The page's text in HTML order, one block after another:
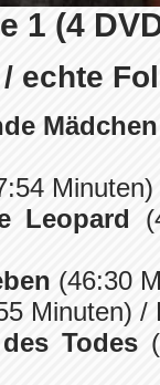
1 (4
echte
Mädchen
Leopard
(46:30
Minuten) /
Todes